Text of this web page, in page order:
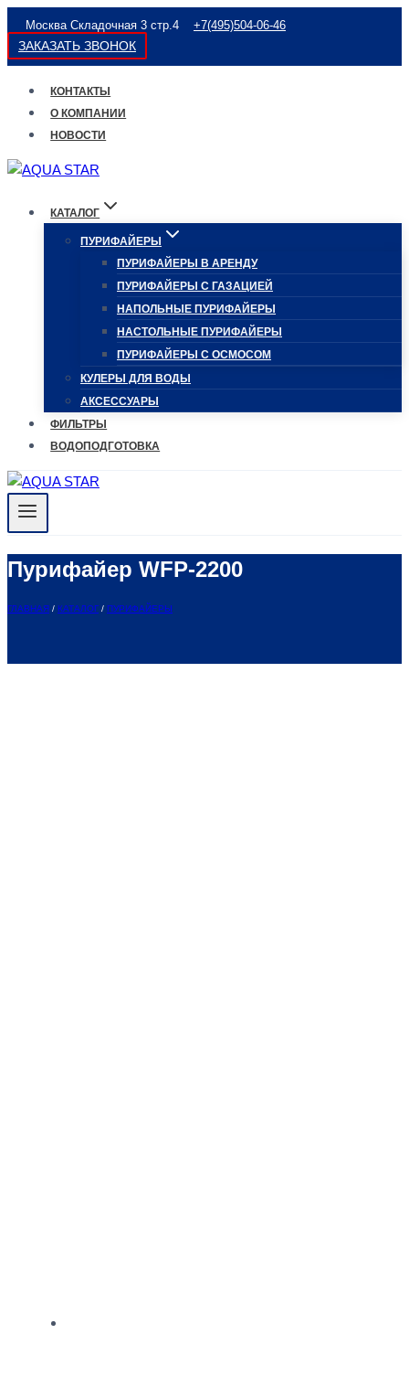
Перейти
к
содержимому
Москва Складочная 3 стр.4 +7(495)504-06-46
ЗАКАЗАТЬ ЗВОНОК
КОНТАКТЫ
О КОМПАНИИ
НОВОСТИ
КАТАЛОГ
ПУРИФАЙЕРЫ
ПУРИФАЙЕРЫ В АРЕНДУ
ПУРИФАЙЕРЫ С ГАЗАЦИЕЙ
НАПОЛЬНЫЕ ПУРИФАЙЕРЫ
НАСТОЛЬНЫЕ ПУРИФАЙЕРЫ
ПУРИФАЙЕРЫ С ОСМОСОМ
КУЛЕРЫ ДЛЯ ВОДЫ
АКСЕССУАРЫ
ФИЛЬТРЫ
ВОДОПОДГОТОВКА
Пурифайер WFP-2200
ГЛАВНАЯ / КАТАЛОГ / ПУРИФАЙЕРЫ